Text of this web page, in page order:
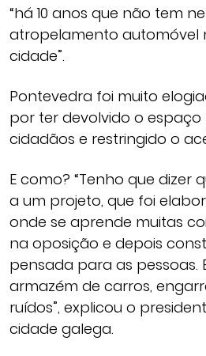
“há 10 anos que não tem
atropelamento automóvel
cidade”.
Pontevedra foi muito
por ter devolvido o
cidadãos e restringido o
E como? “Tenho que dizer
a um projeto, que foi
onde se aprende muitas
na oposição e depois
pensada para as pessoas.
armazém de carros,
ruídos”, explicou o
cidade galega.